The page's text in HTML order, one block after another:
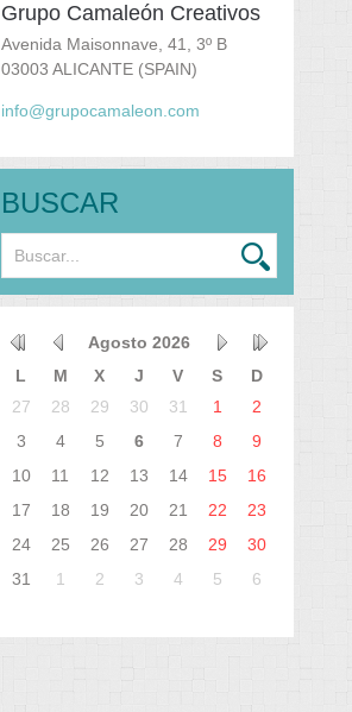
Grupo Camaleón Creativos
Avenida Maisonnave, 41, 3º B
03003 ALICANTE (SPAIN)
info@grupocamaleon.com
BUSCAR
Agosto 2026
L
M X J V S
D
27
28 29 30 31 1
2
3
4 5 6 7 8
9
10
11 12 13 14 15
16
17
18 19 20 21 22
23
24
25 26 27 28 29
30
31
1 2 3 4 5 6